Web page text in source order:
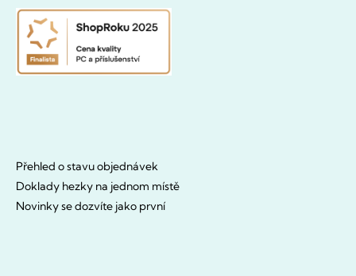
Přehled o stavu objednávek
Doklady hezky na jednom místě
Novinky se dozvíte jako první